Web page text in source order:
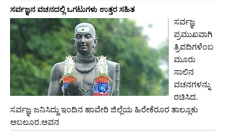
ಸರ್ವಜ್ಞನ ವಚನದಲ್ಲಿ ಒಗಟುಗಳು ಉತ್ತರ ಸಹಿತ
ಸರ್ವಜ್ಞ
ಪ್ರಮುಖವಾಗಿ
ತ್ರಿಪದಿಗಳೆಂಬ
ಮೂರು
ಸಾಲಿನ
ವಚನಗಳನ್ನು
ರಚಿಸಿದ.
ಸರ್ವಜ್ಞ ಜನಿಸಿದ್ದು ಇಂದಿನ ಹಾವೇರಿ ಜಿಲ್ಲೆಯ ಹಿರೇಕೆರೂರ ತಾಲ್ಲೂಕು
ಅಬಲೂರ.ಅವನ